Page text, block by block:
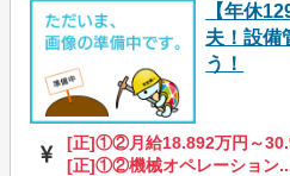
【年休
夫！設備
う！
[正]①②月給18.892万円～
[正]①②機械オペレーション